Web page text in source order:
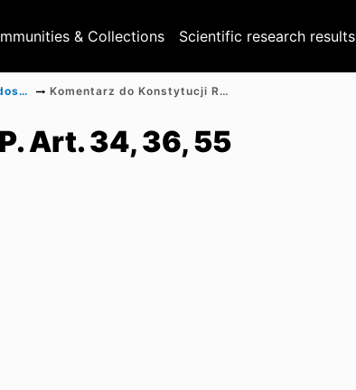
& Collections Scientific research results
Monografia (zamknięty dostęp) Komentarz do Konstytucji RP. Art. 34, 36, 55
Art. 34, 36, 55